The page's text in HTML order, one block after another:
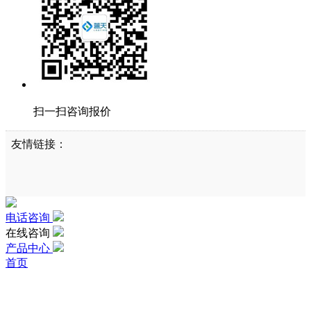
扫一扫咨询报价
友情链接：
电话咨询
在线咨询
产品中心
首页